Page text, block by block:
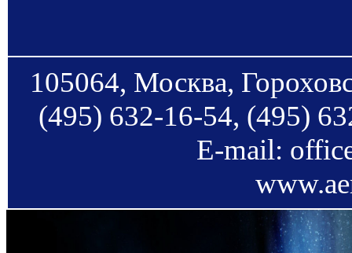
105064, Москва,
(495) 632-16-54, (495)
E-mail: